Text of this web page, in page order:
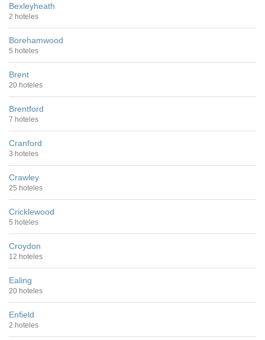
Bexleyheath
2 hoteles
Borehamwood
5 hoteles
Brent
20 hoteles
Brentford
7 hoteles
Cranford
3 hoteles
Crawley
25 hoteles
Cricklewood
5 hoteles
Croydon
12 hoteles
Ealing
20 hoteles
Enfield
2 hoteles